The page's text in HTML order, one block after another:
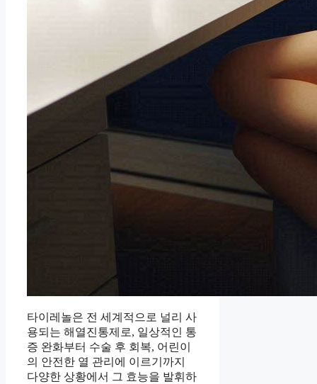
타이레놀은 전 세계적으로 널리 사
용되는 해열진통제로, 일상적인 통
증 완화부터 수술 후 회복, 어린이
의 안전한 열 관리에 이르기까지
다양한 상황에서 그 효능을 발휘하